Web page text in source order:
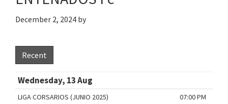
Bateo
Eventos
December 2, 2024 by
Recent
Wednesday, 13 Aug
07:00 PM
LIGA CORSARIOS (JUNIO 2025)